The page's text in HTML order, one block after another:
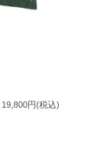
19,800円(税込)